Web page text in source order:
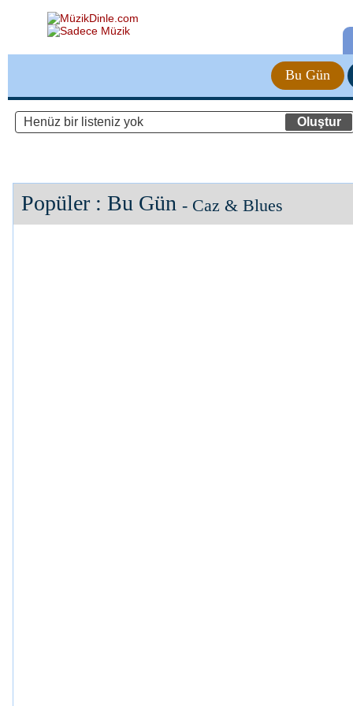
Bu Gün
Popüler : Bu Gün - Caz & Blues